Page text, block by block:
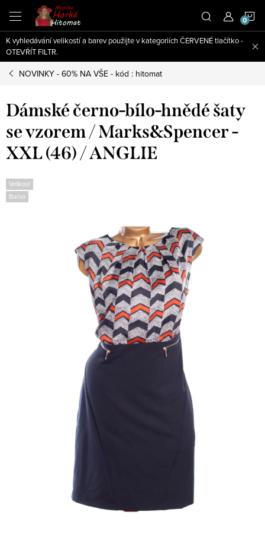
obsah
K vyhledávání velikostí a barev použijte v kategoriích ČERVENÉ tlačítko -
OTEVŘÍT FILTR.
NOVINKY - 60% NA VŠE - kód : hitomat
Dámské černo-bílo-hnědé šaty
se vzorem / Marks&Spencer -
XXL (46) / ANGLIE
Velikost
Barva